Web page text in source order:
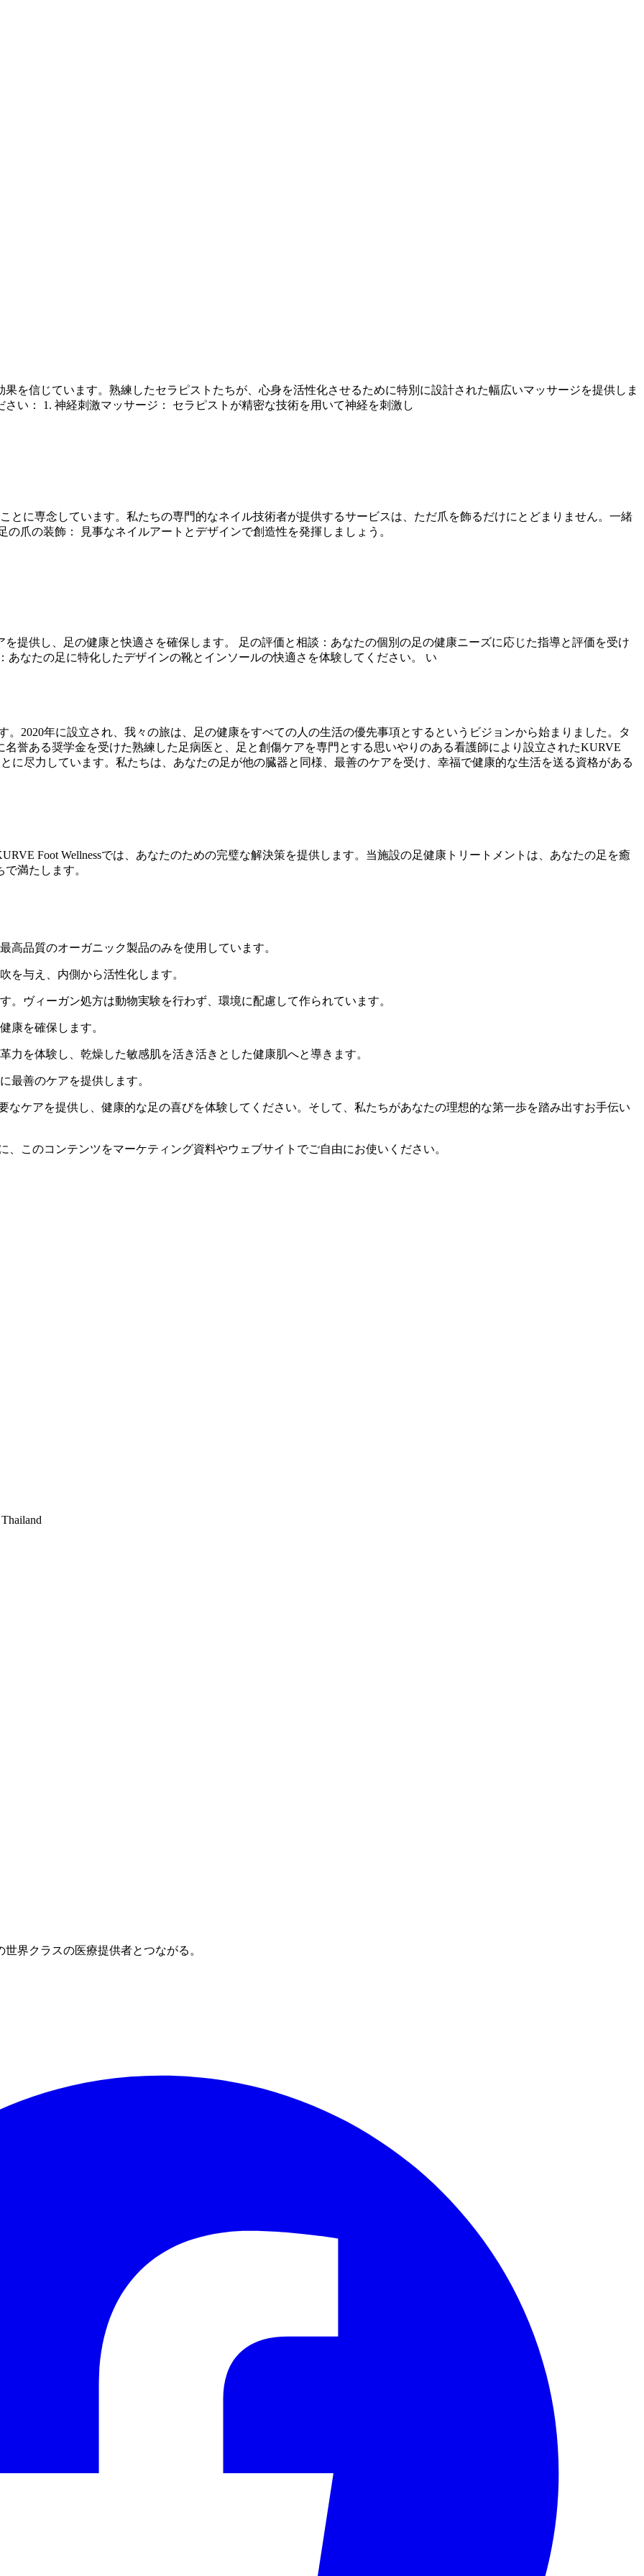
を信じています。熟練したセラピストたちが、心身を活性化させるために特別に設計された幅広いマッサージを提供しま
い： 1. 神経刺激マッサージ： セラピストが精密な技術を用いて神経を刺激し
とに専念しています。私たちの専門的なネイル技術者が提供するサービスは、ただ爪を飾るだけにとどまりません。一緒
爪の装飾： 見事なネイルアートとデザインで創造性を発揮しましょう。
提供し、足の健康と快適さを確保します。 足の評価と相談：あなたの個別の足の健康ニーズに応じた指導と評価を受け
なたの足に特化したデザインの靴とインソールの快適さを体験してください。 い
。2020年に設立され、我々の旅は、足の健康をすべての人の生活の優先事項とするというビジョンから始まりました。タ
誉ある奨学金を受けた熟練した足病医と、足と創傷ケアを専門とする思いやりのある看護師により設立されたKURVE
に尽力しています。私たちは、あなたの足が他の臓器と同様、最善のケアを受け、幸福で健康的な生活を送る資格がある
Foot Wellnessでは、あなたのための完璧な解決策を提供します。当施設の足健康トリートメントは、あなたの足を癒
満たします。
品質のオーガニック製品のみを使用しています。
を与え、内側から活性化します。
ヴィーガン処方は動物実験を行わず、環境に配慮して作られています。
康を確保します。
を体験し、乾燥した敏感肌を活き活きとした健康肌へと導きます。
最善のケアを提供します。
なケアを提供し、健康的な足の喜びを体験してください。そして、私たちがあなたの理想的な第一歩を踏み出すお手伝い
、このコンテンツをマーケティング資料やウェブサイトでご自由にお使いください。
界クラスの医療提供者とつながる。